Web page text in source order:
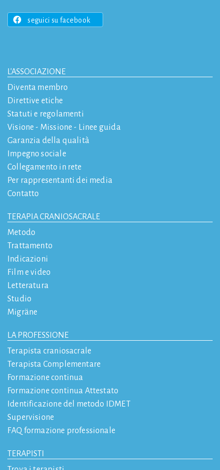
seguici su facebook
L'ASSOCIAZIONE
Diventa membro
Direttive etiche
Statuti e regolamenti
Visione - Missione - Linee guida
Garanzia della qualità
Impegno sociale
Collegamento in rete
Per rappresentanti dei media
Contatto
TERAPIA CRANIOSACRALE
Metodo
Trattamento
Indicazioni
Film e video
Letteratura
Studio
Migräne
LA PROFESSIONE
Terapista craniosacrale
Terapista Complementare
Formazione continua
Formazione continua Attestato
Identificazione del metodo IDMET
Supervisione
FAQ formazione professionale
TERAPISTI